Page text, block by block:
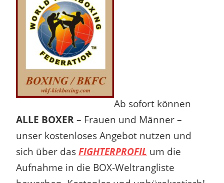
Ab sofort können
ALLE BOXER – Frauen und Männer –
unser kostenloses Angebot nutzen und
sich über das FIGHTERPROFIL um die
Aufnahme in die BOX-Weltrangliste